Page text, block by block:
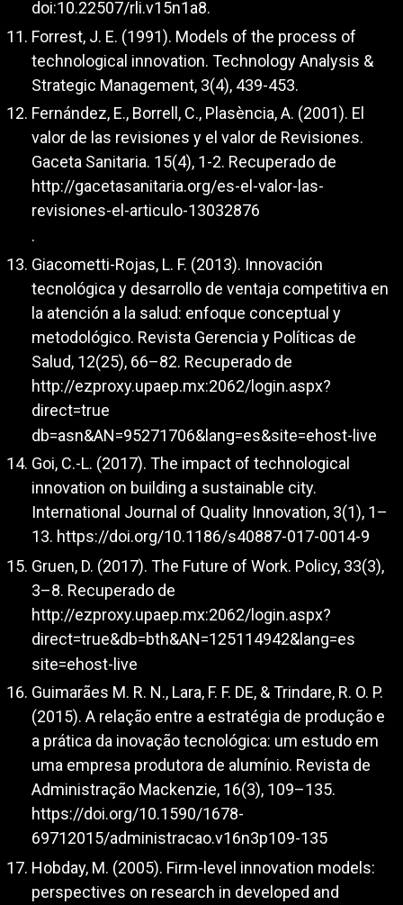
doi:10.22507/rli.v15n1a8.
Forrest, J. E. (1991). Models of the process of
technological innovation. Technology Analysis &
Strategic Management, 3(4), 439-453.
Fernández, E., Borrell, C., Plasència, A. (2001). El
valor de las revisiones y el valor de Revisiones.
Gaceta Sanitaria. 15(4), 1-2. Recuperado de
http://gacetasanitaria.org/es-el-valor-las-
revisiones-el-articulo-13032876
.
Giacometti-Rojas, L. F. (2013). Innovación
tecnológica y desarrollo de ventaja competitiva en
la atención a la salud: enfoque conceptual y
metodológico. Revista Gerencia y Políticas de
Salud, 12(25), 66–82. Recuperado de
http://ezproxy.upaep.mx:2062/login.aspx?
direct=true
db=asn&AN=95271706&lang=es&site=ehost-live
Goi, C.-L. (2017). The impact of technological
innovation on building a sustainable city.
International Journal of Quality Innovation, 3(1), 1–
13. https://doi.org/10.1186/s40887-017-0014-9
Gruen, D. (2017). The Future of Work. Policy, 33(3),
3–8. Recuperado de
http://ezproxy.upaep.mx:2062/login.aspx?
direct=true&db=bth&AN=125114942&lang=es
site=ehost-live
Guimarães M. R. N., Lara, F. F. DE, & Trindare, R. O. P.
(2015). A relação entre a estratégia de produção e
a prática da inovação tecnológica: um estudo em
uma empresa produtora de alumínio. Revista de
Administração Mackenzie, 16(3), 109–135.
https://doi.org/10.1590/1678-
69712015/administracao.v16n3p109-135
Hobday, M. (2005). Firm-level innovation models:
perspectives on research in developed and